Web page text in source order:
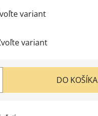
variant
variant
DO KOŠÍKA